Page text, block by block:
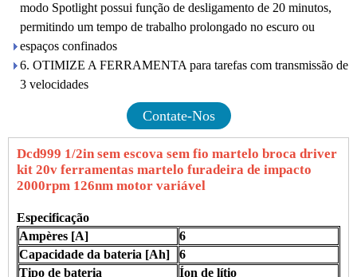
modo Spotlight possui função de desligamento de 20 minutos,
permitindo um tempo de trabalho prolongado no escuro ou
espaços confinados
6. OTIMIZE A FERRAMENTA para tarefas com transmissão de
3 velocidades
Contate-Nos
Dcd999 1/2in sem escova sem fio martelo broca driver
kit 20v ferramentas martelo furadeira de impacto
2000rpm 126nm motor variável
Especificação
Ampères [A]
6
Capacidade da bateria [Ah]
6
Tipo de bateria
Íon de lítio